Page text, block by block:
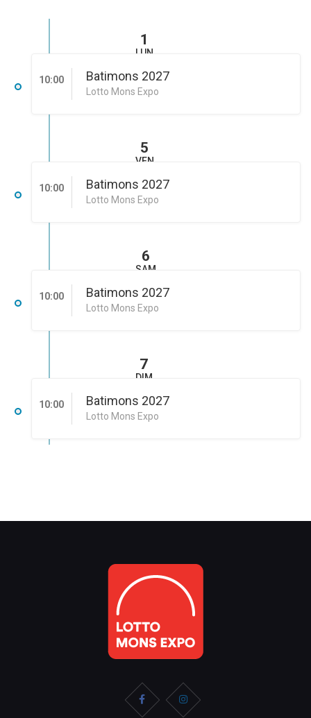
1
LUN
10:00 Batimons 2027
Lotto Mons Expo
5
VEN
10:00 Batimons 2027
Lotto Mons Expo
6
SAM
10:00 Batimons 2027
Lotto Mons Expo
7
DIM
10:00 Batimons 2027
Lotto Mons Expo